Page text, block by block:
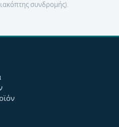
συνδρομής).